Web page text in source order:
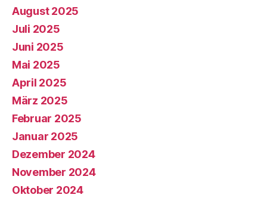
August 2025
Juli 2025
Juni 2025
Mai 2025
April 2025
März 2025
Februar 2025
Januar 2025
Dezember 2024
November 2024
Oktober 2024